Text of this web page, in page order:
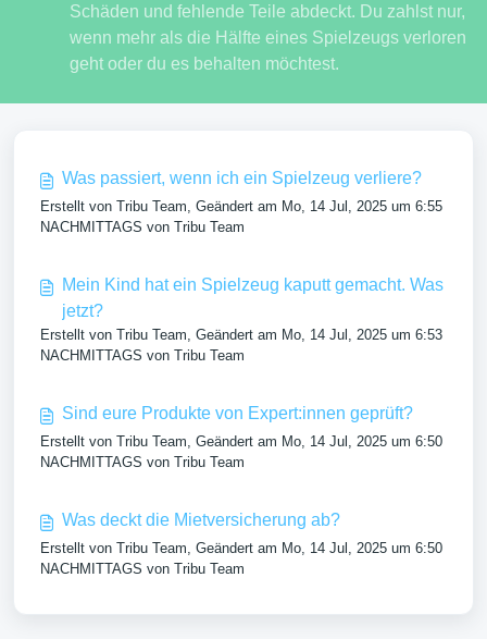
Schäden und fehlende Teile abdeckt. Du zahlst nur,
wenn mehr als die Hälfte eines Spielzeugs verloren
geht oder du es behalten möchtest.
Was passiert, wenn ich ein Spielzeug verliere?
Erstellt von Tribu Team, Geändert am Mo, 14 Jul, 2025 um 6:55
NACHMITTAGS von Tribu Team
Mein Kind hat ein Spielzeug kaputt gemacht. Was
jetzt?
Erstellt von Tribu Team, Geändert am Mo, 14 Jul, 2025 um 6:53
NACHMITTAGS von Tribu Team
Sind eure Produkte von Expert:innen geprüft?
Erstellt von Tribu Team, Geändert am Mo, 14 Jul, 2025 um 6:50
NACHMITTAGS von Tribu Team
Was deckt die Mietversicherung ab?
Erstellt von Tribu Team, Geändert am Mo, 14 Jul, 2025 um 6:50
NACHMITTAGS von Tribu Team